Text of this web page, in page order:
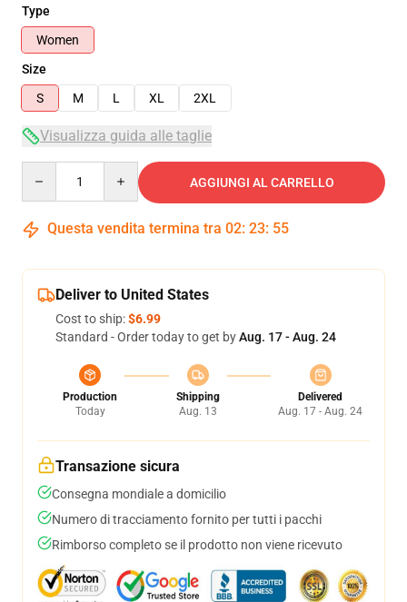
Type
Women
Size
S
M L XL 2XL
Visualizza guida alle taglie
AGGIUNGI AL CARRELLO
Questa vendita termina tra 02: 23: 55
Deliver to United States
Cost to ship:$6.99
Standard - Order today to get byAug. 17 - Aug. 24
Production
Today
Shipping
Aug. 13
Delivered
Aug. 17 - Aug. 24
Transazione sicura
Consegna mondiale a domicilio
Numero di tracciamento fornito per tutti i pacchi
Rimborso completo se il prodotto non viene ricevuto